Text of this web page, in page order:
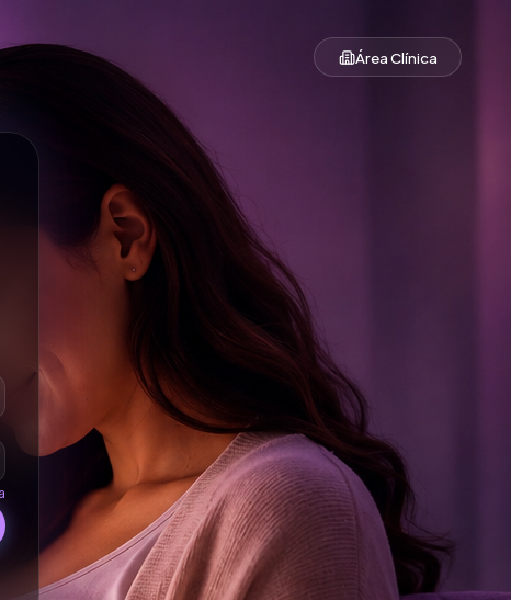
Área Clínica